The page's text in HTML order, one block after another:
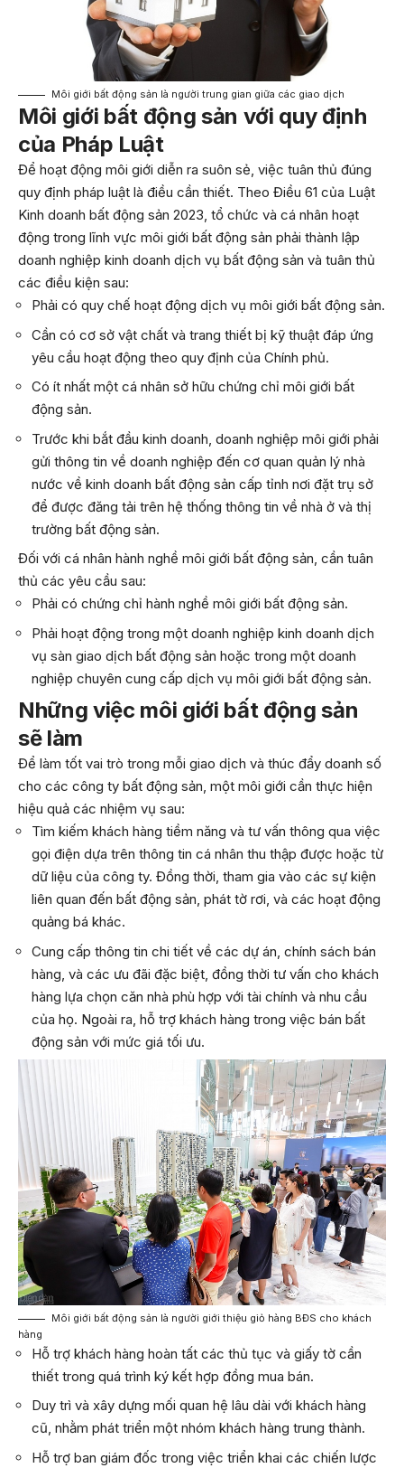
Môi giới bất động sản là người trung gian giữa các giao dịch
Môi giới bất động sản với quy định
của Pháp Luật
Để hoạt động môi giới diễn ra suôn sẻ, việc tuân thủ đúng
quy định pháp luật là điều cần thiết. Theo Điều 61 của Luật
Kinh doanh bất động sản 2023, tổ chức và cá nhân hoạt
động trong lĩnh vực môi giới bất động sản phải thành lập
doanh nghiệp kinh doanh dịch vụ bất động sản và tuân thủ
các điều kiện sau:
Phải có quy chế hoạt động dịch vụ môi giới bất động sản.
Cần có cơ sở vật chất và trang thiết bị kỹ thuật đáp ứng
yêu cầu hoạt động theo quy định của Chính phủ.
Có ít nhất một cá nhân sở hữu chứng chỉ môi giới bất
động sản.
Trước khi bắt đầu kinh doanh, doanh nghiệp môi giới phải
gửi thông tin về doanh nghiệp đến cơ quan quản lý nhà
nước về kinh doanh bất động sản cấp tỉnh nơi đặt trụ sở
để được đăng tải trên hệ thống thông tin về nhà ở và thị
trường bất động sản.
Đối với cá nhân hành nghề môi giới bất động sản, cần tuân
thủ các yêu cầu sau:
Phải có chứng chỉ hành nghề môi giới bất động sản.
Phải hoạt động trong một doanh nghiệp kinh doanh dịch
vụ sàn giao dịch bất động sản hoặc trong một doanh
nghiệp chuyên cung cấp dịch vụ môi giới bất động sản.
Những việc môi giới bất động sản
sẽ làm
Để làm tốt vai trò trong mỗi giao dịch và thúc đẩy doanh số
cho các công ty bất động sản, một môi giới cần thực hiện
hiệu quả các nhiệm vụ sau:
Tìm kiếm khách hàng tiềm năng và tư vấn thông qua việc
gọi điện dựa trên thông tin cá nhân thu thập được hoặc từ
dữ liệu của công ty. Đồng thời, tham gia vào các sự kiện
liên quan đến bất động sản, phát tờ rơi, và các hoạt động
quảng bá khác.
Cung cấp thông tin chi tiết về các dự án, chính sách bán
hàng, và các ưu đãi đặc biệt, đồng thời tư vấn cho khách
hàng lựa chọn căn nhà phù hợp với tài chính và nhu cầu
của họ. Ngoài ra, hỗ trợ khách hàng trong việc bán bất
động sản với mức giá tối ưu.
Môi giới bất động sản là người giới thiệu giỏ hàng BĐS cho khách
hàng
Hỗ trợ khách hàng hoàn tất các thủ tục và giấy tờ cần
thiết trong quá trình ký kết hợp đồng mua bán.
Duy trì và xây dựng mối quan hệ lâu dài với khách hàng
cũ, nhằm phát triển một nhóm khách hàng trung thành.
Hỗ trợ ban giám đốc trong việc triển khai các chiến lược